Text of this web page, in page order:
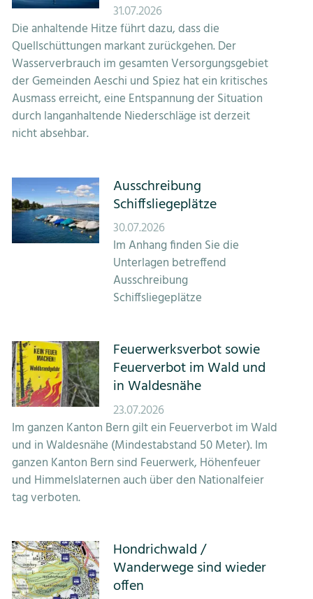
31.07.2026
Die anhaltende Hitze führt dazu, dass die
Quellschüttungen markant zurückgehen. Der
Wasserverbrauch im gesamten Versorgungsgebiet
der Gemeinden Aeschi und Spiez hat ein kritisches
Ausmass erreicht, eine Entspannung der Situation
durch langanhaltende Niederschläge ist derzeit
nicht absehbar.
Ausschreibung
Schiffsliegeplätze
30.07.2026
Im Anhang finden Sie die
Unterlagen betreffend
Ausschreibung
Schiffsliegeplätze
Feuerwerksverbot sowie
Feuerverbot im Wald und
in Waldesnähe
23.07.2026
Im ganzen Kanton Bern gilt ein Feuerverbot im Wald
und in Waldesnähe (Mindestabstand 50 Meter). Im
ganzen Kanton Bern sind Feuerwerk, Höhenfeuer
und Himmelslaternen auch über den Nationalfeier
tag verboten.
Hondrichwald /
Wanderwege sind wieder
offen